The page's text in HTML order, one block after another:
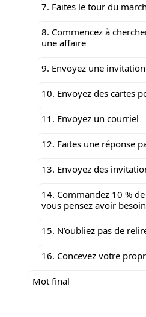
7. Faites le tour du
8. Commencez à
une affaire
9. Envoyez une
10. Envoyez des cartes
11. Envoyez un courriel
12. Faites une réponse
13. Envoyez des
14. Commandez 10 %
vous pensez avoir besoin
15. N’oubliez pas de
16. Concevez votre
Mot final